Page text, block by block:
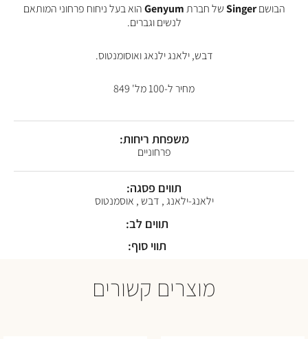
הבושםSingerשל חברתGenyumהוא בעל ניחוח פרחוני המותאם
לנשים וגברים.
דבש, ילאנג ילנאג ואוסומנטוס.
מחיר ל-100 מל' 849
משפחת ריחות:
פרחוניים
תווים פסגה:
ילאנג-ילאנג , דבש , אוסמנטוס
תווים לב:
תווי סוף:
מוצרים קשורים